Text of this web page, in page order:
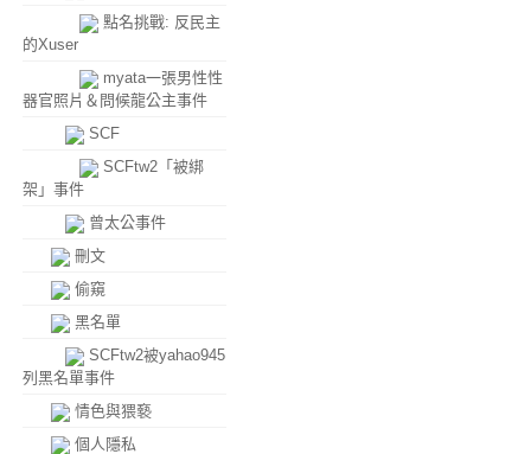
點名挑戰: 反民主
的Xuser
myata一張男性性
器官照片＆問候龍公主事件
SCF
SCFtw2「被綁
架」事件
曾太公事件
刪文
偷窺
黑名單
SCFtw2被yahao945
列黑名單事件
情色與猥褻
個人隱私